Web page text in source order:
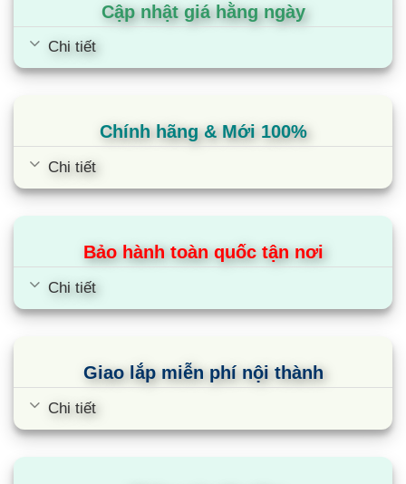
Cập nhật giá hằng ngày
Chi tiết
Chính hãng & Mới 100%
Chi tiết
Bảo hành toàn quốc tận nơi
Chi tiết
Giao lắp miễn phí nội thành
Chi tiết